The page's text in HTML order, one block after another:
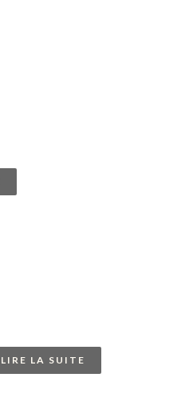
LIRE LA SUITE